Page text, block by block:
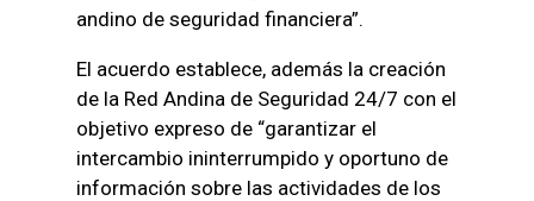
andino de seguridad financiera”.
El acuerdo establece, además la creación
de la Red Andina de Seguridad 24/7 con el
objetivo expreso de “garantizar el
intercambio ininterrumpido y oportuno de
información sobre las actividades de los